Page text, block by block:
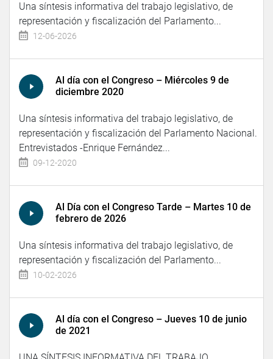
Una síntesis informativa del trabajo legislativo, de
representación y fiscalización del Parlamento...
12-06-2026
Al día con el Congreso – Miércoles 9 de
diciembre 2020
Una síntesis informativa del trabajo legislativo, de
representación y fiscalización del Parlamento Nacional.
Entrevistados -Enrique Fernández...
09-12-2020
Al Día con el Congreso Tarde – Martes 10 de
febrero de 2026
Una síntesis informativa del trabajo legislativo, de
representación y fiscalización del Parlamento...
10-02-2026
Al día con el Congreso – Jueves 10 de junio
de 2021